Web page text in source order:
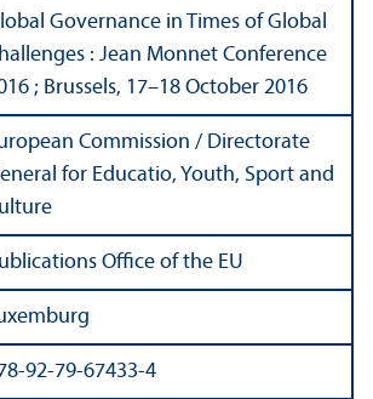
Governance in Times of Global
: Jean Monnet Conference
; Brussels, 17–18 October 2016
Commission / Directorate
for Educatio, Youth, Sport and
Office of the EU
92-79-67433-4